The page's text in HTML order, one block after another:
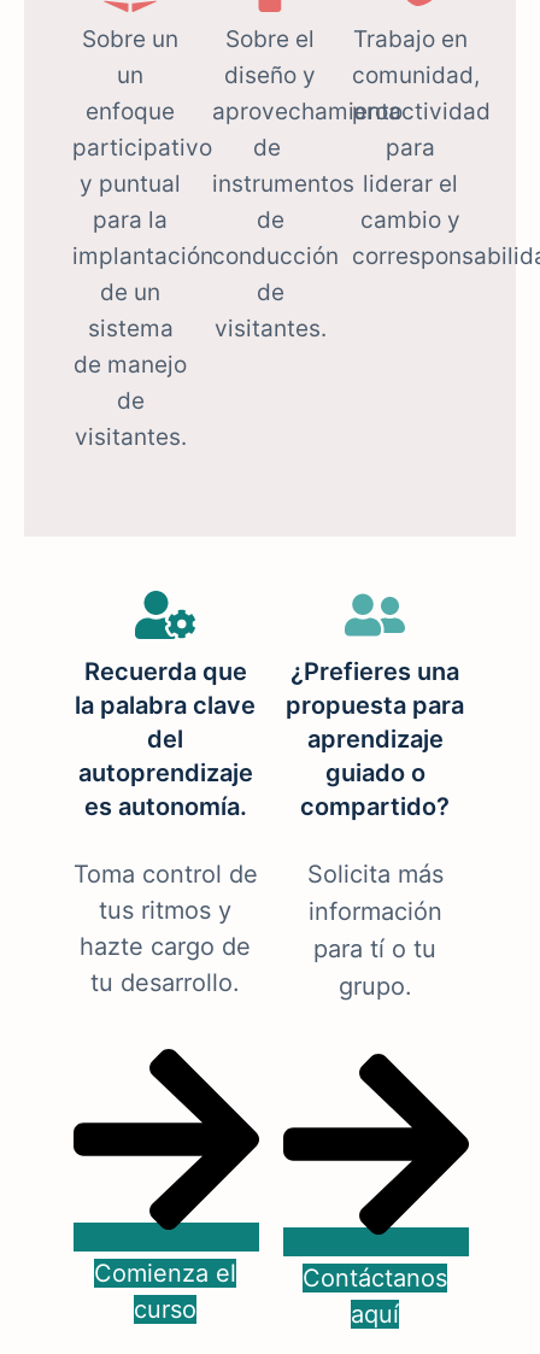
Sobre un
un
enfoque
participativo
y puntual
para la
implantación
de un
sistema
de manejo
de
visitantes.
Sobre el
diseño y
aprovechamiento
de
instrumentos
de
conducción
de
visitantes.
Trabajo en
comunidad,
proactividad
para
liderar el
cambio y
Recuerda que
la palabra clave
del
autoprendizaje
es autonomía.
Toma control de
tus ritmos y
hazte cargo de
tu desarrollo.
Comienza el
curso
¿Prefieres una
propuesta para
aprendizaje
guiado o
compartido?
Solicita más
información
para tí o tu
grupo.
Contáctanos
aquí